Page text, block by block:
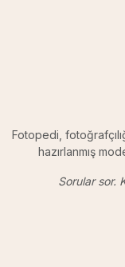
Fotopedi,
hazırlanmış
Sorular sor.